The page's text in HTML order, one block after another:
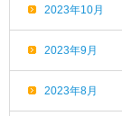
2023年10月
2023年9月
2023年8月